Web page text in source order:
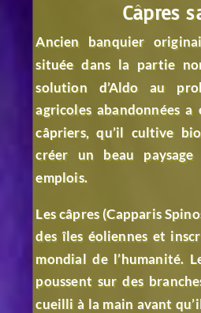
Câpres
Ancien banquier
située dans la partie
solution d’Aldo au
agricoles abandonnées
câpriers, qu’il cultive
créer un beau
emplois.
Les câpres (Capparis
des îles éoliennes et
mondial de l’humanité.
poussent sur des
cueilli à la main avant